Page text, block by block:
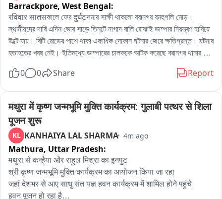
Barrackpore, West Bengal:
रविवार सातसকালে ফের दुर्घटनনার সাক্ষী থাকলো বরানগর বনহুগলি মোড়।
স্থানীয়দের দাবি এদিন ভোর সাড়ে তিনটে নাগাদ বালি বোঝাই ডাম্পার নিয়ন্ত্রণ হারিয়ে
উল্টে যায়। বিটি রোডের পাশে থাকা একাধিক দোকান ঘটনার জেরে ক্ষতিগ্রস্ত। ঘটনার
হতাহতের খবর নেই। ইতিমধ্যে ডাম্পারের চালককে আটক করেছে বরানগর থানার
0 0 Share Report
मथुरा में कृष्ण जन्मभूमि मुक्ति कार्यक्रम: गुलाबी पत्थर से शिला
पूजन शुरू
KL KANHAIYA LAL SHARMA 4m ago
Mathura, Uttar Pradesh:
मथुरा से कन्हैया और राहुल मिश्रा का इनपुट
श्री कृष्ण जन्मभूमि मुक्ति कार्यक्रम का आयोजन किया जा रहा
जहां देशभर से आए साधु संत यज्ञ हवन कार्यक्रम में शामिल होने पहुंचे
हवन पूजन हो रहा है